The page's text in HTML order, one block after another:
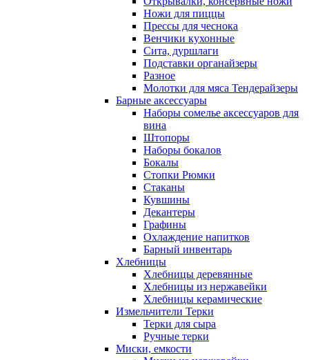
Ножи для пиццы
Прессы для чеснока
Венчики кухонные
Сита, дуршлаги
Подставки органайзеры
Разное
Молотки для мяса Тендерайзеры
Барные аксессуары
Наборы сомелье аксессуаров для
вина
Штопоры
Наборы бокалов
Бокалы
Стопки Рюмки
Стаканы
Кувшины
Декантеры
Графины
Охлаждение напитков
Барный инвентарь
Хлебницы
Хлебницы деревянные
Хлебницы из нержавейки
Хлебницы керамические
Измельчители Терки
Терки для сыра
Ручные терки
Миски, емкости